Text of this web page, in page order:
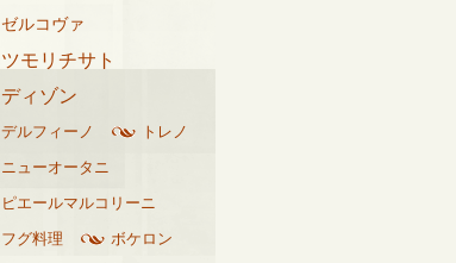
ゼルコヴァ
ツモリチサト
ディゾン
デルフィーノ
トレノ
ニューオータニ
ピエールマルコリーニ
フグ料理
ボケロン